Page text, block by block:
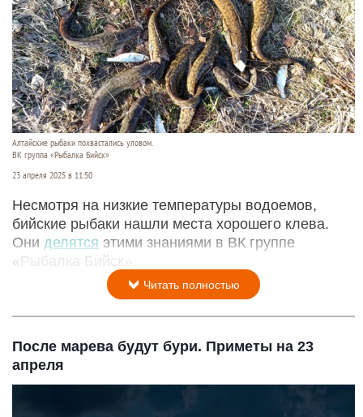
Алтайские рыбаки похвастались уловом.
ВК группа «Рыбалка Бийск»
23 апреля 2025 в 11:50
Несмотря на низкие температуры водоемов,
бийские рыбаки нашли места хорошего клева.
Они делятся этими знаниями в ВК группе
«Рыбалка Бийск».
Читать полностью
После марева будут бури. Приметы на 23
апреля